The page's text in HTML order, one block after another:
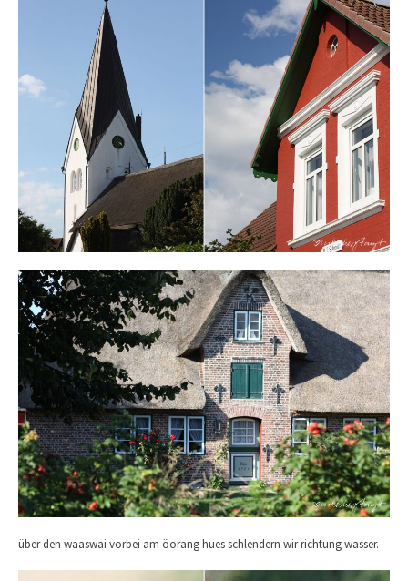
über den waaswai vorbei am öorang hues schlendern wir richtung wasser.